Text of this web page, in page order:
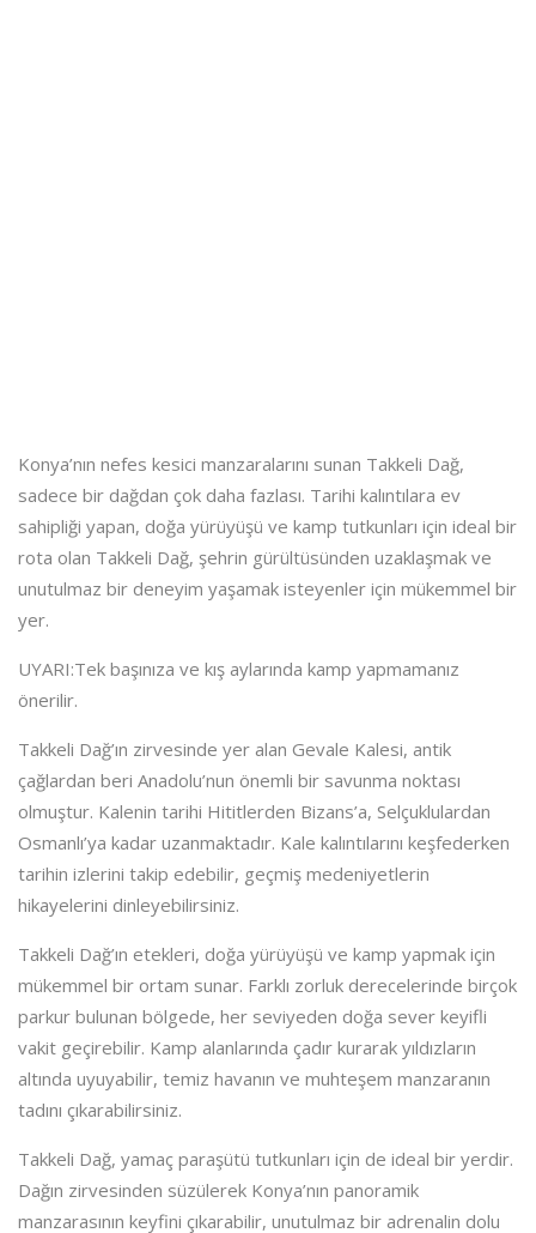
Konya’nın nefes kesici manzaralarını sunan Takkeli Dağ,
sadece bir dağdan çok daha fazlası. Tarihi kalıntılara ev
sahipliği yapan, doğa yürüyüşü ve kamp tutkunları için ideal bir
rota olan Takkeli Dağ, şehrin gürültüsünden uzaklaşmak ve
unutulmaz bir deneyim yaşamak isteyenler için mükemmel bir
yer.
UYARI:Tek başınıza ve kış aylarında kamp yapmamanız
önerilir.
Takkeli Dağ’ın zirvesinde yer alan Gevale Kalesi, antik
çağlardan beri Anadolu’nun önemli bir savunma noktası
olmuştur. Kalenin tarihi Hititlerden Bizans’a, Selçuklulardan
Osmanlı’ya kadar uzanmaktadır. Kale kalıntılarını keşfederken
tarihin izlerini takip edebilir, geçmiş medeniyetlerin
hikayelerini dinleyebilirsiniz.
Takkeli Dağ’ın etekleri, doğa yürüyüşü ve kamp yapmak için
mükemmel bir ortam sunar. Farklı zorluk derecelerinde birçok
parkur bulunan bölgede, her seviyeden doğa sever keyifli
vakit geçirebilir. Kamp alanlarında çadır kurarak yıldızların
altında uyuyabilir, temiz havanın ve muhteşem manzaranın
tadını çıkarabilirsiniz.
Takkeli Dağ, yamaç paraşütü tutkunları için de ideal bir yerdir.
Dağın zirvesinden süzülerek Konya’nın panoramik
manzarasının keyfini çıkarabilir, unutulmaz bir adrenalin dolu